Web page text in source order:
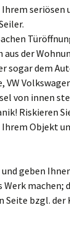
seriösen
der
sogar dem
VW
von innen
Riskieren
Objekt
geben
machen;
Seite bzgl. der